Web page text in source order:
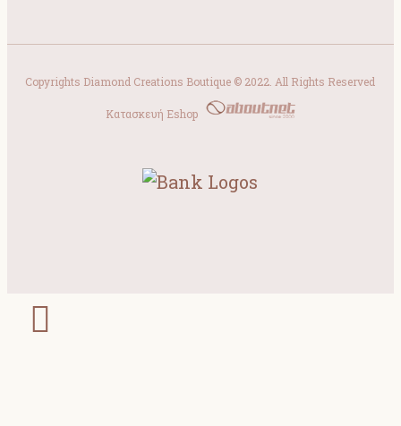
Copyrights Diamond Creations Boutique © 2022. All Rights Reserved
Κατασκευή Eshop